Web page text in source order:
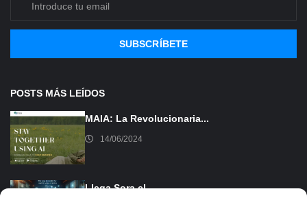
SUBSCRÍBETE
POSTS MÁS LEÍDOS
MAIA: La Revolucionaria...
14/06/2024
Llega Sora el...